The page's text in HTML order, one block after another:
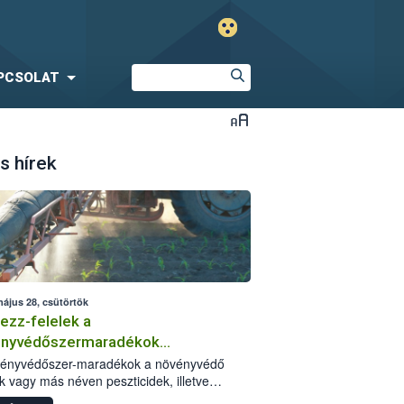
hírek
28, csütörtök
felelek a
kockázatáról
maradékok a növényvédő
vagy más néven peszticidek, illetve
kis mennyiségei, melyek a